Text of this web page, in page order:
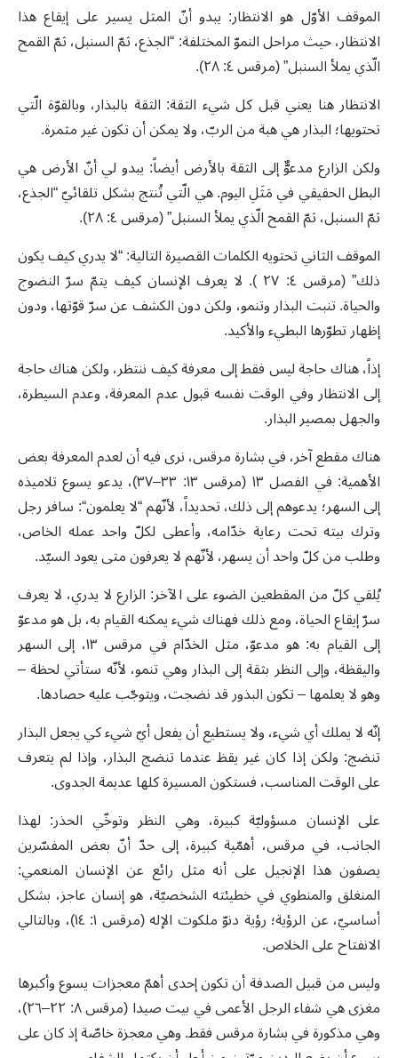
الموقف الأوّل هو الانتظار: يبدو أنّ المثل يسير على إيقاع هذا
الانتظار، حيث مراحل النموّ المختلفة: “الجذع، ثمّ السنبل، ثمّ القمح
الّذي يملأ السنبل” (مرقس ٤: ٢٨).
الانتظار هنا يعني قبل كل شيء الثقة: الثقة بالبذار، وبالقوّة الّتي
تحتويها؛ البذار هي هبة من الربّ، ولا يمكن أن تكون غير مثمرة.
ولكن الزارع مدعوٌّ إلى الثقة بالأرض أيضاً: يبدو لي أنّ الأرض هي
البطل الحقيقي في مَثَلِ اليوم. هي الّتي تُنتج بشكل تلقائيّ “الجذع،
ثمّ السنبل، ثمّ القمح الّذي يملأ السنبل” (مرقس ٤: ٢٨).
الموقف الثاني تحتويه الكلمات القصيرة التالية: “لا يدري كيف يكون
ذلك” (مرقس ٤: ٢٧ ). لا يعرف الإنسان كيف يتمّ سرّ النضوج
والحياة. تنبت البذار وتنمو، ولكن دون الكشف عن سرّ قوّتها، ودون
إظهار تطوّرها البطيء والأكيد.
إذاً، هناك حاجة ليس فقط إلى معرفة كيف ننتظر، ولكن هناك حاجة
إلى الانتظار وفي الوقت نفسه قبول عدم المعرفة، وعدم السيطرة،
والجهل بمصير البذار.
هناك مقطع آخر، في بشارة مرقس، نرى فيه أن لعدم المعرفة بعض
الأهمية: في الفصل ١٣ (مرقس ١٣: ٣٣–٣٧)، يدعو يسوع تلاميذه
إلى السهر؛ يدعوهم إلى ذلك، تحديداً، لأنّهم “لا يعلمون“: سافر رجل
وترك بيته تحت رعاية خدّامه، وأعطى لكلّ واحد عمله الخاص،
وطلب من كلّ واحد أن يسهر، لأنّهم لا يعرفون متى يعود السيّد.
يُلقي كلّ من المقطعين الضوء على الآخر: الزارع لا يدري، لا يعرف
سرّ إيقاع الحياة، ومع ذلك فهناك شيء يمكنه القيام به، بل هو مدعوّ
إلى القيام به: هو مدعوّ، مثل الخدّام في مرقس ١٣، إلى السهر
واليقظة، وإلى النظر بثقة إلى البذار وهي تنمو، لأنّه ستأتي لحظة –
وهو لا يعلمها – تكون البذور قد نضجت، ويتوجّب عليه حصادها.
إنّه لا يملك أي شيء، ولا يستطيع أن يفعل أيّ شيء كي يجعل البذار
تنضج: ولكن إذا كان غير يقظ عندما تنضج البذار، وإذا لم يتعرف
على الوقت المناسب، فستكون المسيرة كلها عديمة الجدوى.
على الإنسان مسؤوليّة كبيرة، وهي النظر وتوخّي الحذر: لهذا
الجانب، في مرقس، أهمّية كبيرة، إلى حدّ أنّ بعض المفسّرين
يصفون هذا الإنجيل على أنه مثل رائع عن الإنسان المنعمي:
المنغلق والمنطوي في خطيئته الشخصيّة، هو إنسان عاجز، بشكل
أساسيّ، عن الرؤية؛ رؤية دنوّ ملكوت الإله (مرقس ١: ١٤)، وبالتالي
الانفتاح على الخلاص.
وليس من قبيل الصدفة أن تكون إحدى أهمّ معجزات يسوع وأكبرها
مغزى هي شفاء الرجل الأعمى في بيت صيدا (مرقس ٨: ٢٢–٢٦)،
وهي مذكورة في بشارة مرقس فقط. وهي معجزة خاصّة إذ كان على